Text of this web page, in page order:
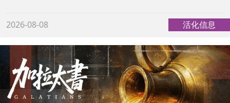
2026-08-08 活化信息